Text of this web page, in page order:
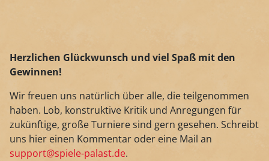
Herzlichen Glückwunsch und viel Spaß mit den
Gewinnen!
Wir freuen uns natürlich über alle, die teilgenommen
haben. Lob, konstruktive Kritik und Anregungen für
zukünftige, große Turniere sind gern gesehen. Schreibt
uns hier einen Kommentar oder eine Mail an
support@spiele-palast.de.